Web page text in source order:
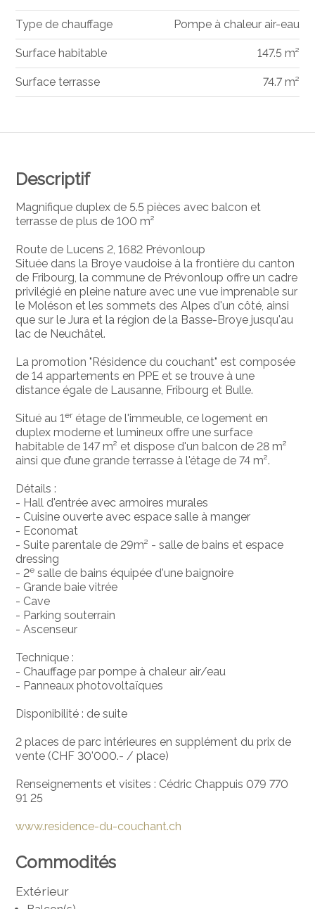
Descriptif
Magnifique duplex de 5.5 pièces avec balcon et
terrasse de plus de 100 m²
Route de Lucens 2, 1682 Prévonloup
Située dans la Broye vaudoise à la frontière du canton
de Fribourg, la commune de Prévonloup offre un cadre
privilégié en pleine nature avec une vue imprenable sur
le Moléson et les sommets des Alpes d'un côté, ainsi
que sur le Jura et la région de la Basse-Broye jusqu'au
lac de Neuchâtel.
La promotion "Résidence du couchant" est composée
de 14 appartements en PPE et se trouve à une
distance égale de Lausanne, Fribourg et Bulle.
Situé au 1erétage de l'immeuble, ce logement en
duplex moderne et lumineux offre une surface
habitable de 147 m² et dispose d'un balcon de 28 m²
ainsi que d’une grande terrasse à l'étage de 74 m².
Détails :
- Hall d'entrée avec armoires murales
- Cuisine ouverte avec espace salle à manger
- Economat
- Suite parentale de 29m² - salle de bains et espace
dressing
- 2e salle de bains équipée d'une baignoire
- Grande baie vitrée
- Cave
- Parking souterrain
- Ascenseur
Technique :
- Chauffage par pompe à chaleur air/eau
- Panneaux photovoltaïques
Disponibilité : de suite
2 places de parc intérieures en supplément du prix de
vente (CHF 30'000.- / place)
Renseignements et visites : Cédric Chappuis 079 770
91 25
www.residence-du-couchant.ch
Commodités
Extérieur
Type de chauffage Pompe à chaleur air-eau
Surface habitable 147.5 m²
Surface terrasse 74.7 m²